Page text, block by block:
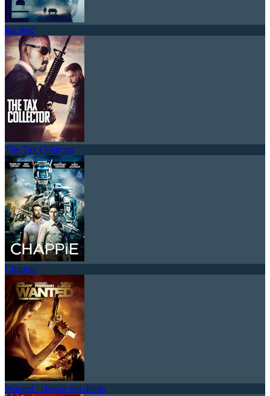
Ida Red
The Tax Collector
Chappie
Wanted : choisis ton destin